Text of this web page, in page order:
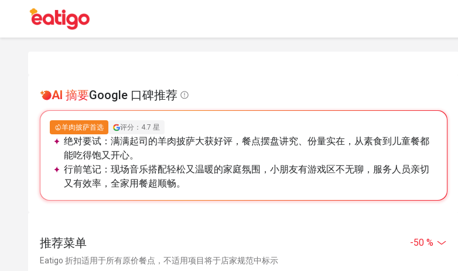
AI 摘要Google 口碑推荐
羊肉披萨首选 评分：4.7 星
绝对要试： 满满起司的羊肉披萨大获好评，餐点摆盘讲究、份量实在，从素食到儿童餐都
能吃得饱又开心。
行前笔记： 现场音乐搭配轻松又温暖的家庭氛围，小朋友有游戏区不无聊，服务人员亲切
又有效率，全家用餐超顺畅。
推荐菜单 -50 %
Eatigo 折扣适用于所有原价餐点，不适用项目将于店家规范中标示